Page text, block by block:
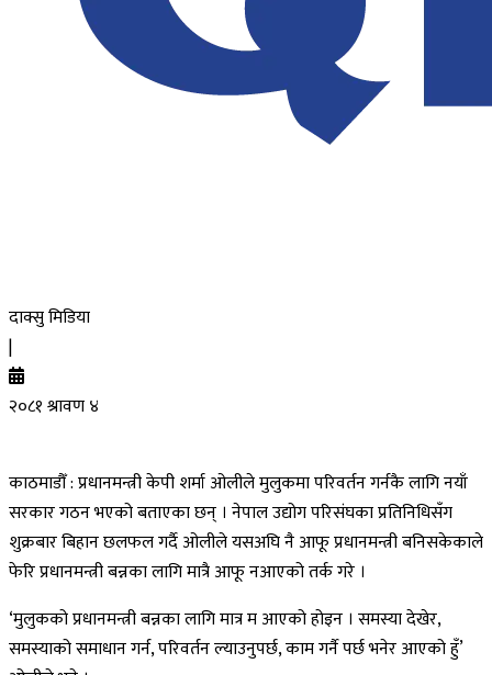
दाक्सु मिडिया
|
२०८१ श्रावण ४
काठमाडौँ : प्रधानमन्त्री केपी शर्मा ओलीले मुलुकमा परिवर्तन गर्नकै लागि नयाँ
सरकार गठन भएको बताएका छन् । नेपाल उद्योग परिसंघका प्रतिनिधिसँग
शुक्रबार बिहान छलफल गर्दै ओलीले यसअघि नै आफू प्रधानमन्त्री बनिसकेकाले
फेरि प्रधानमन्त्री बन्नका लागि मात्रै आफू नआएको तर्क गरे ।
‘मुलुकको प्रधानमन्त्री बन्नका लागि मात्र म आएको होइन । समस्या देखेर,
समस्याको समाधान गर्न, परिवर्तन ल्याउनुपर्छ, काम गर्नै पर्छ भनेर आएको हुँ’